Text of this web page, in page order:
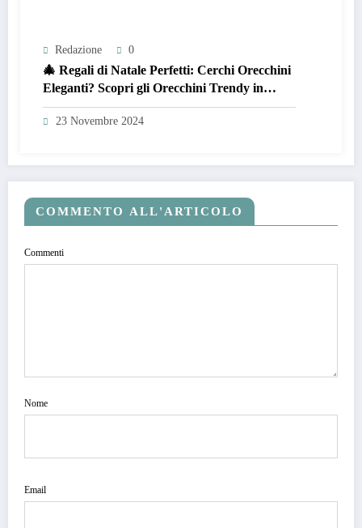
Redazione 0
🎄 Regali di Natale Perfetti: Cerchi Orecchini
Eleganti? Scopri gli Orecchini Trendy in
Acciaio Inossidabile Dorato! 🎁
23 Novembre 2024
COMMENTO ALL'ARTICOLO
Commenti
Nome
Email